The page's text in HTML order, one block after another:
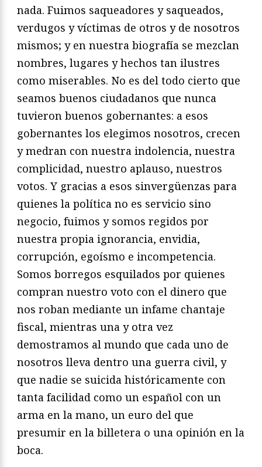
nada. Fuimos saqueadores y saqueados,
verdugos y víctimas de otros y de nosotros
mismos; y en nuestra biografía se mezclan
nombres, lugares y hechos tan ilustres
como miserables. No es del todo cierto que
seamos buenos ciudadanos que nunca
tuvieron buenos gobernantes: a esos
gobernantes los elegimos nosotros, crecen
y medran con nuestra indolencia, nuestra
complicidad, nuestro aplauso, nuestros
votos. Y gracias a esos sinvergüenzas para
quienes la política no es servicio sino
negocio, fuimos y somos regidos por
nuestra propia ignorancia, envidia,
corrupción, egoísmo e incompetencia.
Somos borregos esquilados por quienes
compran nuestro voto con el dinero que
nos roban mediante un infame chantaje
fiscal, mientras una y otra vez
demostramos al mundo que cada uno de
nosotros lleva dentro una guerra civil, y
que nadie se suicida históricamente con
tanta facilidad como un español con un
arma en la mano, un euro del que
presumir en la billetera o una opinión en la
boca.